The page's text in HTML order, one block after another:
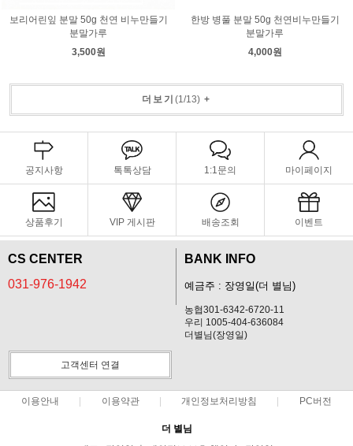
보리어린잎 분말 50g 천연 비누만들기
분말가루
3,500원
한방 병풀 분말 50g 천연비누만들기
분말가루
4,000원
더보기 (1/13) +
공지사항 톡톡상담 1:1문의 마이페이지
상품후기 VIP 게시판 배송조회 이벤트
CS CENTER
031-976-1942
BANK INFO
예금주 : 장영일(더 별님)
농협301-6342-6720-11
우리 1005-404-636084
더별님(장영일)
고객센터 연결
이용안내 이용약관 개인정보처리방침 PC버전
더 별님